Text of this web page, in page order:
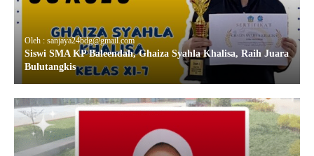
Oleh : sanjaya24bdg@gmail.com
Siswi SMA KP Baleendah, Ghaiza Syahla Khalisa, Raih Juara
Bulutangkis